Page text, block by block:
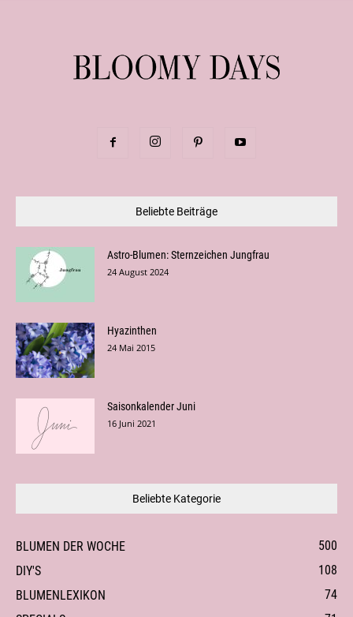
Beliebte Beiträge
Astro-Blumen: Sternzeichen Jungfrau
24 August 2024
Hyazinthen
24 Mai 2015
Saisonkalender Juni
16 Juni 2021
Beliebte Kategorie
BLUMEN DER WOCHE
500
DIY'S
108
BLUMENLEXIKON
74